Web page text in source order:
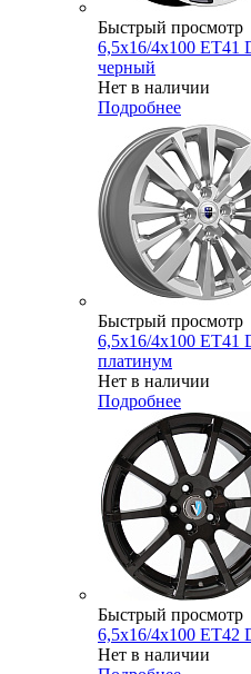
Быстрый просмотр
6,5x16/4x100
черный
Нет в наличии
Подробнее
Быстрый просмотр
6,5x16/4x100
платинум
Нет в наличии
Подробнее
Быстрый просмотр
6,5x16/4x100 ET42
Нет в наличии